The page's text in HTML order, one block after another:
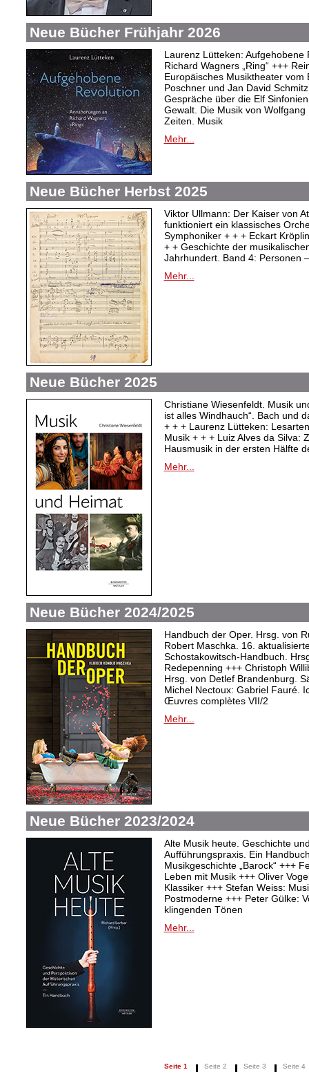
Neue Bücher Frühjahr 2026
Laurenz Lütteken: Aufgehobene
Richard Wagners „Ring“ +++
Europäisches Musiktheater vom
Poschner und Jan David
Gespräche über die Elf
Gewalt. Die Musik von
Zeiten. Musik
Mehr...
Neue Bücher Herbst 2025
Viktor Ullmann: Der Kaiser von
funktioniert ein klassisches
Symphoniker + + + Eckart
+ + Geschichte der
Jahrhundert. Band 4: Personen
Mehr...
Neue Bücher 2025
Christiane Wiesenfeldt. Musik
ist alles Windhauch“. Bach und
+ + + Laurenz Lütteken:
Musik + + + Luiz Alves da Silva:
Hausmusik in der ersten Hälfte
Mehr...
Neue Bücher 2024/2025
Handbuch der Oper. Hrsg. von
Robert Maschka. 16.
Schostakowitsch-Handbuch.
Redepenning +++ Christoph
Hrsg. von Detlef Brandenburg.
Michel Nectoux: Gabriel Fauré.
Œuvres complètes VII/2
Mehr...
Neue Bücher 2023/2024
Alte Musik heute. Geschichte
Aufführungspraxis. Ein
Musikgeschichte „Barock“ +++
Leben mit Musik +++ Oliver
Klassiker +++ Stefan Weiss:
Postmoderne +++ Peter Gülke:
klingenden Tönen
Mehr...
Seite 1 Seite 2 Seite 3 Seite 4